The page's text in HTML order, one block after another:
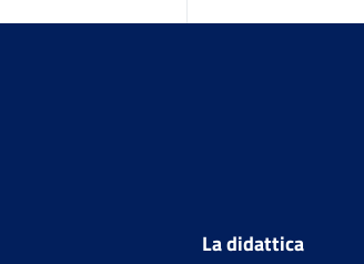
La didattica